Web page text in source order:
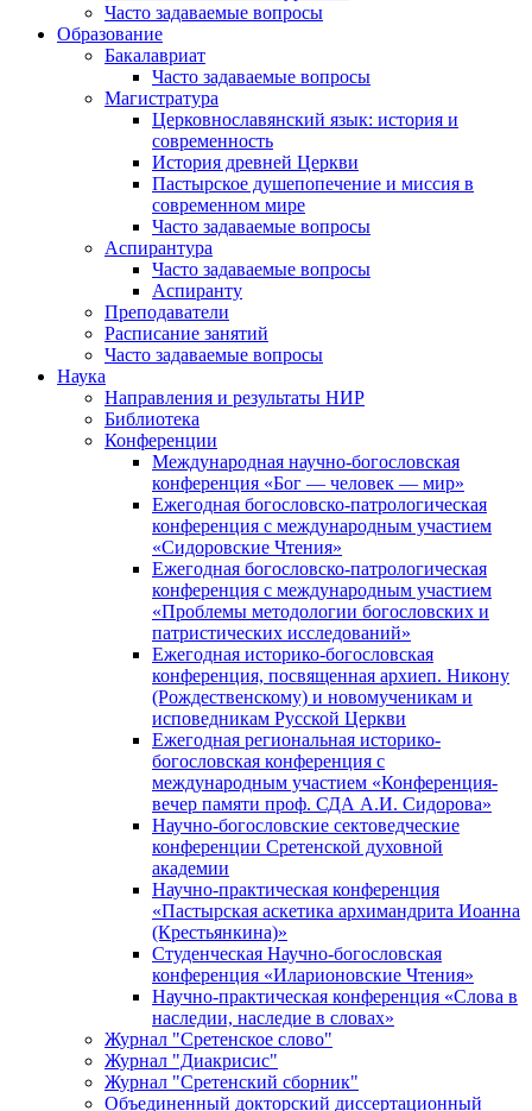
Часто задаваемые вопросы
Образование
Бакалавриат
Часто задаваемые вопросы
Магистратура
Церковнославянский язык: история и
современность
История древней Церкви
Пастырское душепопечение и миссия в
современном мире
Часто задаваемые вопросы
Аспирантура
Часто задаваемые вопросы
Аспиранту
Преподаватели
Расписание занятий
Часто задаваемые вопросы
Наука
Направления и результаты НИР
Библиотека
Конференции
Международная научно-богословская
конференция «Бог — человек — мир»
Ежегодная богословско-патрологическая
конференция с международным участием
«Сидоровские Чтения»
Ежегодная богословско-патрологическая
конференция с международным участием
«Проблемы методологии богословских и
патристических исследований»
Ежегодная историко-богословская
конференция, посвященная архиеп. Никону
(Рождественскому) и новомученикам и
исповедникам Русской Церкви
Ежегодная региональная историко-
богословская конференция с
международным участием «Конференция-
вечер памяти проф. СДА А.И. Сидорова»
Научно-богословские сектоведческие
конференции Сретенской духовной
академии
Научно-практическая конференция
«Пастырская аскетика архимандрита Иоанна
(Крестьянкина)»
Студенческая Научно-богословская
конференция «Иларионовские Чтения»
Научно-практическая конференция «Cлова в
наследии, наследие в словах»
Журнал "Сретенское слово"
Журнал "Диакрисис"
Журнал "Сретенский сборник"
Объединенный докторский диссертационный